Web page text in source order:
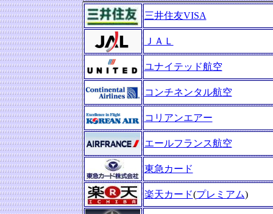
三井住友VISA
ＪＡＬ
ユナイテッド航空
コンチネンタル航空
コリアンエアー
エールフランス航空
東急カード
楽天カード(プレミアム)